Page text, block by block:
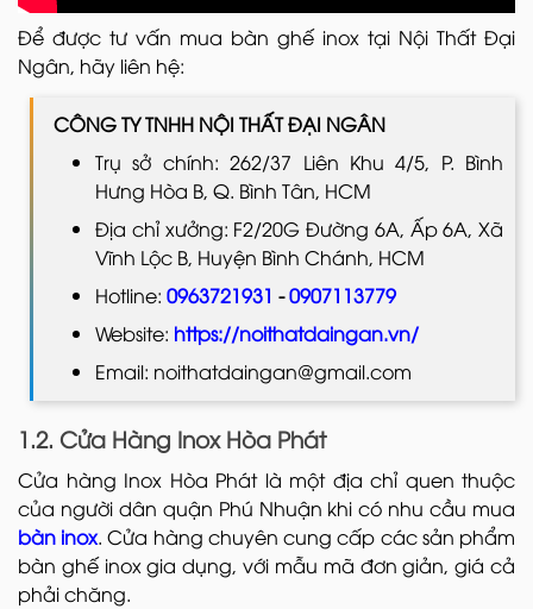
Để được tư vấn mua bàn ghế inox tại Nội Thất Đại
Ngân, hãy liên hệ:
CÔNG TY TNHH NỘI THẤT ĐẠI NGÂN
Trụ sở chính: 262/37 Liên Khu 4/5, P. Bình
Hưng Hòa B, Q. Bình Tân, HCM
Địa chỉ xưởng: F2/20G Đường 6A, Ấp 6A, Xã
Vĩnh Lộc B, Huyện Bình Chánh, HCM
Hotline: 0963721931 -0907113779
Website: https://noithatdaingan.vn/
Email: noithatdaingan@gmail.com
1.2. Cửa Hàng Inox Hòa Phát
Cửa hàng Inox Hòa Phát là một địa chỉ quen thuộc
của người dân quận Phú Nhuận khi có nhu cầu mua
bàn inox. Cửa hàng chuyên cung cấp các sản phẩm
bàn ghế inox gia dụng, với mẫu mã đơn giản, giá cả
phải chăng.